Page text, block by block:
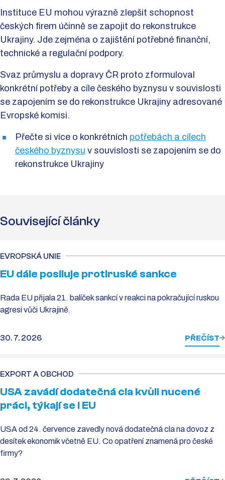
Instituce EU mohou výrazně zlepšit schopnost
českých firem účinně se zapojit do rekonstrukce
Ukrajiny. Jde zejména o zajištění potřebné finanční,
technické a regulační podpory.
Svaz průmyslu a dopravy ČR proto zformuloval
konkrétní potřeby a cíle českého byznysu v souvislosti
se zapojením se do rekonstrukce Ukrajiny adresované
Evropské komisi.
Přečte si více o konkrétních potřebách a cílech
českého byznysu v souvislosti se zapojením se do
rekonstrukce Ukrajiny
Související články
EVROPSKÁ UNIE
EU dále posiluje protiruské sankce
Rada EU přijala 21. balíček sankcí v reakci na pokračující ruskou
agresi vůči Ukrajině.
30. 7. 2026 PŘEČÍST
EXPORT A OBCHOD
USA zavádí dodatečná cla kvůli nucené
práci, týkají se i EU
USA od 24. července zavedly nová dodatečná cla na dovoz z
desítek ekonomik včetně EU. Co opatření znamená pro české
firmy?